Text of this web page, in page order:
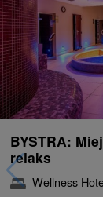
BYSTRA:
relaks
Wellness